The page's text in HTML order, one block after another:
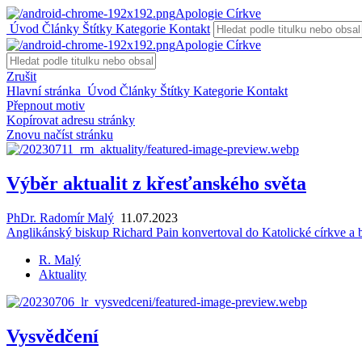
Apologie Církve
Úvod Články Štítky Kategorie Kontakt
Apologie Církve
Zrušit
Hlavní stránka Úvod Články Štítky Kategorie Kontakt
Přepnout motiv
Kopírovat adresu stránky
Znovu načíst stránku
Výběr aktualit z křesťanského světa
PhDr. Radomír Malý 11.07.2023
An­g­li­kán­ský bis­kup Ri­chard Pain kon­ver­to­val do Ka­to­lic­ké církve
R. Malý
Aktuality
Vysvědčení